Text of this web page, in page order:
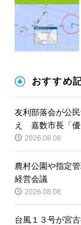
おすすめ
友利部落会が公
え 嘉数市長「優
2026.08.08
農村公園や指定
経営会議
2026.08.08
台風１３号が宮